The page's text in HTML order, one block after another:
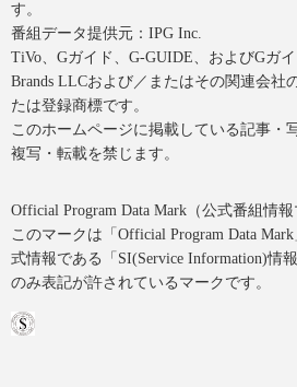
す。
番組データ提供元：IPG Inc.
TiVo、Gガイド、G-GUIDE、およびGガ
Brands LLCおよび／またはその関連会社
たは登録商標です。
このホームページに掲載している記事・
複写・転載を禁じます。
Official Program Data Mark（公式番組情報
このマークは「Official Program Data
式情報である「SI(Service Information)情
のみ表記が許されているマークです。